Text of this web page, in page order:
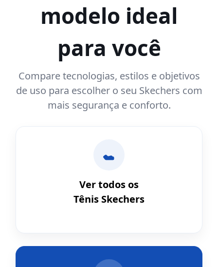
modelo ideal
para você
Compare tecnologias, estilos e objetivos
de uso para escolher o seu Skechers com
mais segurança e conforto.
Ver todos os
Tênis Skechers